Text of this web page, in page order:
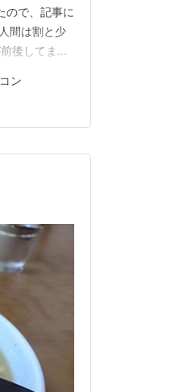
ので、記事に
間は割と少
後してます
に年月日
ン